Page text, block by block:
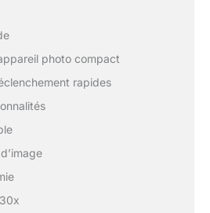
photo compact
rapides